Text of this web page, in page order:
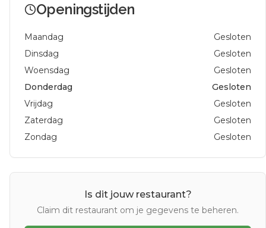
Openingstijden
Maandag
Gesloten
Dinsdag
Gesloten
Woensdag
Gesloten
Donderdag
Gesloten
Vrijdag
Gesloten
Zaterdag
Gesloten
Zondag
Gesloten
Is dit jouw restaurant?
Claim dit restaurant om je gegevens te beheren.